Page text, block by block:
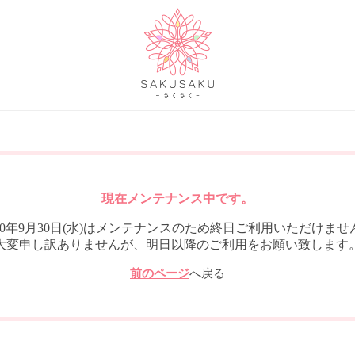
現在メンテナンス中です。
年9月30日(水)はメンテナンスのため終日ご利用いただけませ
変申し訳ありませんが、明日以降のご利用をお願い致します
前のページへ戻る